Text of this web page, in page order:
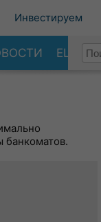
Инвестируем
ЕЩЕ
банкоматов.